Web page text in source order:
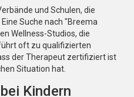
und Schulen, die
Suche nach "Breema
Wellness-Studios, die
oft zu qualifizierten
der Therapeut zertifiziert ist
Situation hat.
Kindern